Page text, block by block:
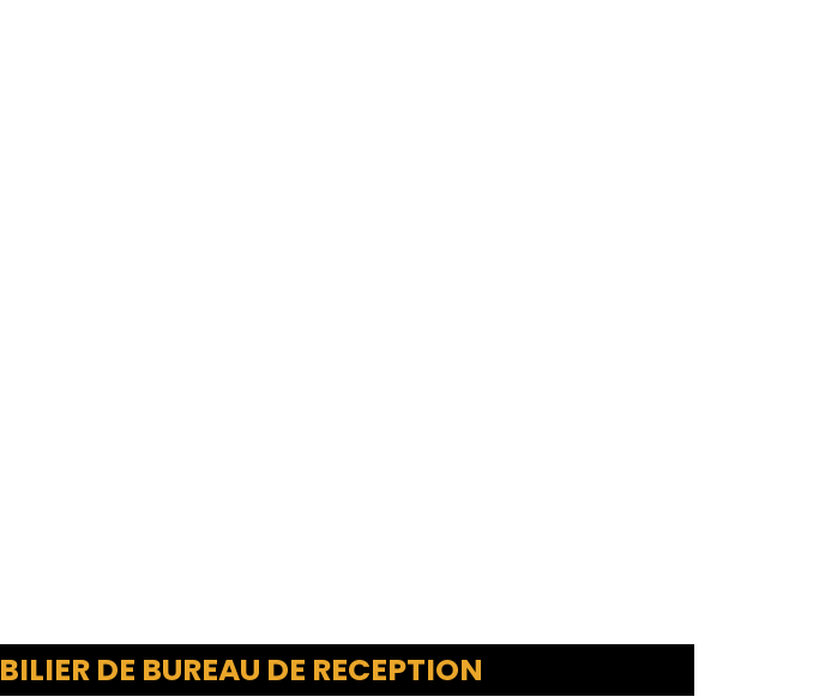
DE BUREAU DE RECEPTION